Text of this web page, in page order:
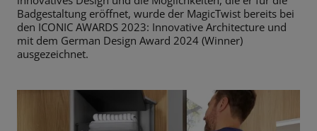
Badgestaltung eröffnet, wurde der MagicTwist bereits bei
den ICONIC AWARDS 2023: Innovative Architecture und
mit dem German Design Award 2024 (Winner)
ausgezeichnet.